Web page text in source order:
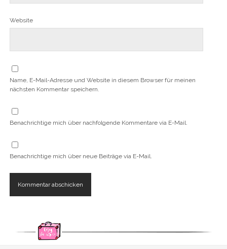
Website
Name, E-Mail-Adresse und Website in diesem Browser für meinen
nächsten Kommentar speichern.
Benachrichtige mich über nachfolgende Kommentare via E-Mail.
Benachrichtige mich über neue Beiträge via E-Mail.